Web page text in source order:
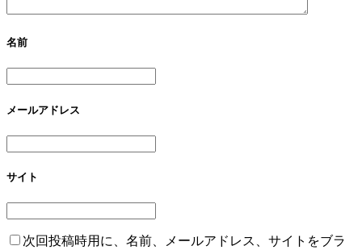
名前
メールアドレス
サイト
次回投稿時用に、名前、メールアドレス、サイトをブラ